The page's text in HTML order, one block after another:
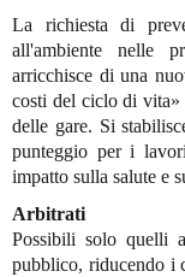
La richiesta di
all'ambiente nelle
arricchisce di una
costi del ciclo di vita»
delle gare. Si
punteggio per i
impatto sulla salute e
Arbitrati
Possibili solo quelli
pubblico, riducendo i